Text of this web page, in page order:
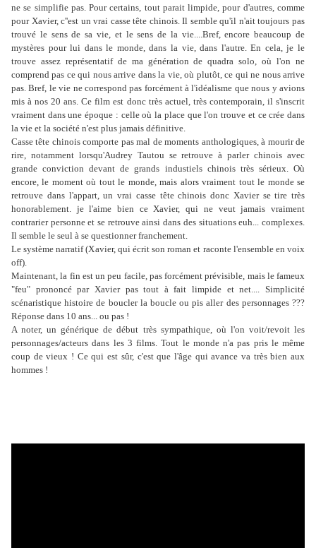
ne se simplifie pas. Pour certains, tout parait limpide, pour d'autres, comme
pour Xavier, c''est un vrai casse tête chinois. Il semble qu'il n'ait toujours pas
trouvé le sens de sa vie, et le sens de la vie....Bref, encore beaucoup de
mystères pour lui dans le monde, dans la vie, dans l'autre. En cela, je le
trouve assez représentatif de ma génération de quadra solo, où l'on ne
comprend pas ce qui nous arrive dans la vie, où plutôt, ce qui ne nous arrive
pas. Bref, le vie ne correspond pas forcément à l'idéalisme que nous y avions
mis à nos 20 ans. Ce film est donc très actuel, très contemporain, il s'inscrit
vraiment dans une époque : celle où la place que l'on trouve et ce crée dans
la vie et la société n'est plus jamais définitive.
Casse tête chinois comporte pas mal de moments anthologiques, à mourir de
rire, notamment lorsqu'Audrey Tautou se retrouve à parler chinois avec
grande conviction devant de grands industiels chinois très sérieux. Où
encore, le moment où tout le monde, mais alors vraiment tout le monde se
retrouve dans l'appart, un vrai casse tête chinois donc Xavier se tire très
honorablement. je l'aime bien ce Xavier, qui ne veut jamais vraiment
contrarier personne et se retrouve ainsi dans des situations euh... complexes.
Il semble le seul à se questionner franchement.
Le système narratif (Xavier, qui écrit son roman et raconte l'ensemble en voix
off).
Maintenant, la fin est un peu facile, pas forcément prévisible, mais le fameux
"feu" prononcé par Xavier pas tout à fait limpide et net.... Simplicité
scénaristique histoire de boucler la boucle ou pis aller des personnages ???
Réponse dans 10 ans... ou pas !
A noter, un générique de début très sympathique, où l'on voit/revoit les
personnages/acteurs dans les 3 films. Tout le monde n'a pas pris le même
coup de vieux ! Ce qui est sûr, c'est que l'âge qui avance va très bien aux
hommes !